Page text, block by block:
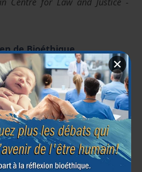
de Bioéthique
Article suivant
→
✕